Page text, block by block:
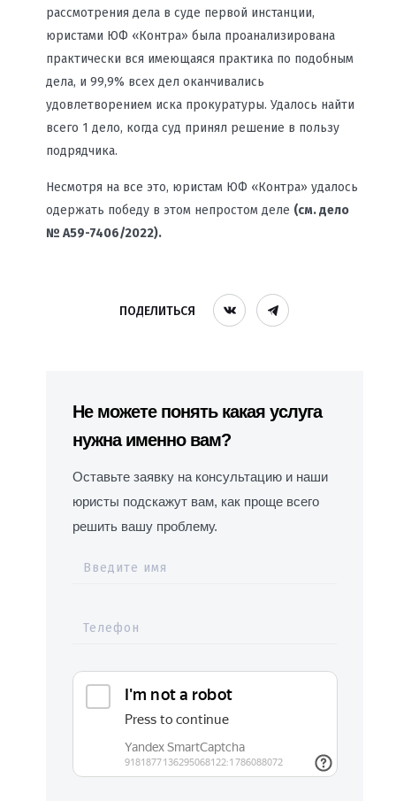
рассмотрения дела в суде первой инстанции,
юристами ЮФ «Контра» была проанализирована
практически вся имеющаяся практика по подобным
дела, и 99,9% всех дел оканчивались
удовлетворением иска прокуратуры. Удалось найти
всего 1 дело, когда суд принял решение в пользу
подрядчика.
Несмотря на все это, юристам ЮФ «Контра» удалось
одержать победу в этом непростом деле (см. дело
№ А59-7406/2022).
ПОДЕЛИТЬСЯ
Не можете понять какая услуга
нужна именно вам?
Оставьте заявку на консультацию и наши
юристы подскажут вам, как проще всего
решить вашу проблему.
Введите имя
Телефон